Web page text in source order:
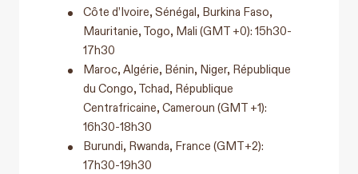
Côte d’Ivoire, Sénégal, Burkina Faso,
Mauritanie, Togo, Mali (GMT +0): 15h30-
17h30
Maroc, Algérie, Bénin, Niger, République
du Congo, Tchad, République
Centrafricaine, Cameroun (GMT +1):
16h30-18h30
Burundi, Rwanda, France (GMT+2):
17h30-19h30